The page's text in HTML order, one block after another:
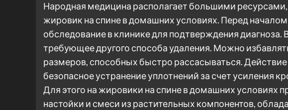
Народная медицина располагает большими
жировик на спине в домашних условиях. Перед
обследование в клинике для подтверждения диагноза.
требующее другого способа удаления. Можно
размеров, способных быстро рассасываться.
безопасное устранение уплотнений за счет усиления
Для этого на жировики на спине в домашних условиях
настойки и смеси из растительных компонентов,